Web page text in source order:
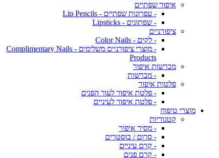
איפור שפתיים
- עפרונות שפתיים - Lip Pencils
- שפתונים - Lipsticks
ציפורניים
- לקים - Color Nails
- מוצרי ציפורניים משלימים - Complimentary Nails
Products
מברשות איפור
- מברשות
פלטות איפור
- פלטת איפור לעור הפנים
- פלטת איפור לעיניים
מוצרי טיפוח
קטגוריות
- מסיר איפור
- סרום / בוסטרים
- קרם עיניים
- קרם פנים